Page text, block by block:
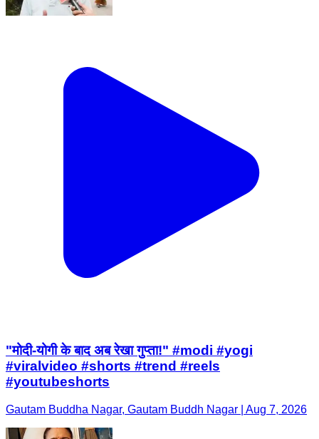
"मोदी-योगी के बाद अब रेखा गुप्ता!" #modi #yogi
#viralvideo #shorts #trend #reels
#youtubeshorts
Gautam Buddha Nagar, Gautam Buddh Nagar | Aug 7, 2026